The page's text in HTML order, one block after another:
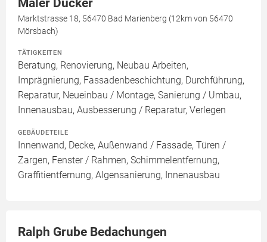
Maler Dücker
Marktstrasse 18, 56470 Bad Marienberg (12km von 56470
Mörsbach)
TÄTIGKEITEN
Beratung, Renovierung, Neubau Arbeiten,
Imprägnierung, Fassadenbeschichtung, Durchführung,
Reparatur, Neueinbau / Montage, Sanierung / Umbau,
Innenausbau, Ausbesserung / Reparatur, Verlegen
GEBÄUDETEILE
Innenwand, Decke, Außenwand / Fassade, Türen /
Zargen, Fenster / Rahmen, Schimmelentfernung,
Graffitientfernung, Algensanierung, Innenausbau
Ralph Grube Bedachungen